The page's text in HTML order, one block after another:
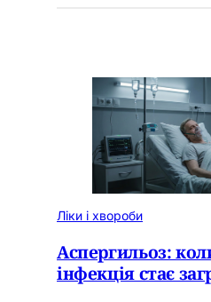
Ліки і хвороби
Аспергильоз:
інфекція стає